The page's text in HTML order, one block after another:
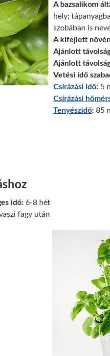
A bazsalikom
hely;
szobában is
A kifejlett
Ajánlott
Ajánlott
Vetési idő
Csírázási idő: 5
Csírázási
Tenyészidő: 85
idő: 6-8 hét
fagy után